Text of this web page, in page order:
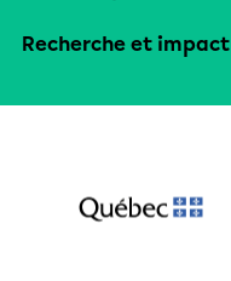
Recherche et impact